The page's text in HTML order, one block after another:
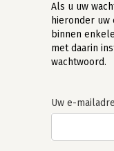
Als u uw
hieronder uw
binnen
met daarin
wachtwoord.
Uw e-